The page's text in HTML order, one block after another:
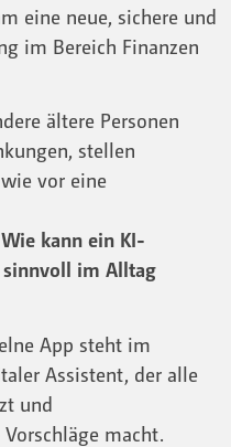
eine neue, sichere und
im Bereich Finanzen
ältere Personen
stellen
vor eine
Wie kann ein KI-
sinnvoll im Alltag
App steht im
Assistent, der alle
und
macht.